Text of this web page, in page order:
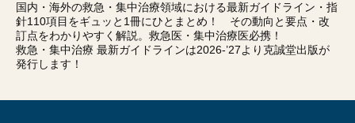
国内・海外の救急・集中治療領域における最新ガイドライン・指
針110項目をギュッと1冊にひとまとめ！ その動向と要点・改
訂点をわかりやすく解説。救急医・集中治療医必携！
救急・集中治療 最新ガイドラインは2026-’27より克誠堂出版が
発行します！